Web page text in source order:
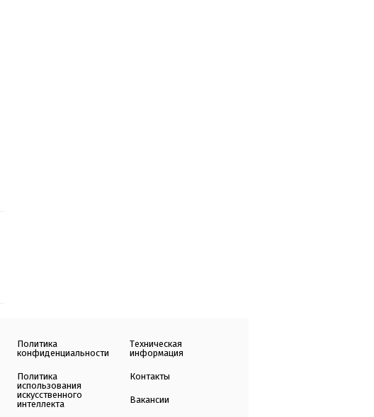
Политика
конфиденциальности
Политика
использования
искусственного
интеллекта
Техническая
информация
Контакты
Вакансии